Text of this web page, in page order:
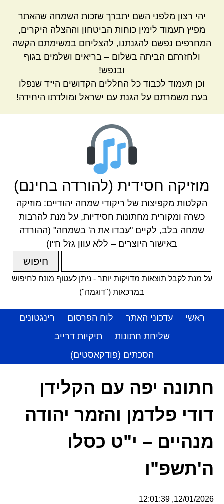
יהי רצון מלפני השם יתברך שזכות השמחה שהאתר
מפיץ תעמוד לימין כוחות הביטחון וההצלה היקרים,
המחרפים נפשם להגנתנו, להצליחם במשימתם הקשה
ולחזרתם הביתה בשלום – בריאים ושלמים בגוף
ובנפש!
וכן תעמוד לכבוד כל החללים הקדושים הי"ד שנפלו
בעת משמרתם על הגנת עם ישראל ומולדתו היחידה!
מוזיקה חסידית (להורדה בחינם)
הקלטות מקפיצות של ריקודי שמחה יהודיים: מוזיקה
כשרה ומקורית מחתונות חסידיות, על מנת להרבות
שמחה בלב, לקיים "עבדו את ה' בשמחה" (ההורדה
באישור היוצרים – ללא עוון גזל ח"ו)
על מנת לקבל תוצאות מדויקות יותר - ניתן לעטוף מונח לחיפוש
במרכאות ("דוגמה")
ראשי עדכוני האתר לוח הפרסום
רינגטונים
שליחת חתונות
תיקיות דרייב
הסכתים (פודקאסטים)
חתונה יפה עם הקלידן
דודי פלדמן והזמר יהודה
מנהיים – י"ט כסלו
ה'תשפ"ו
12/01/2026, 12:01:39